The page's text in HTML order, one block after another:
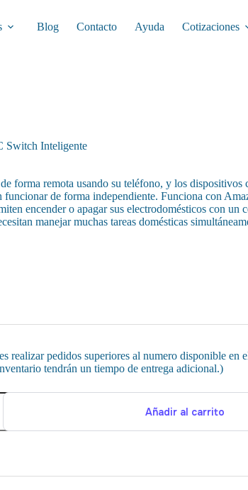
Blog Contacto Ayuda Cotizaciones
Switch Inteligente
forma remota usando su teléfono, y los dispositivos
funcionar de forma independiente. Funciona con
encender o apagar sus electrodomésticos con un
manejar muchas tareas domésticas
realizar pedidos superiores al numero disponible en
tendrán un tiempo de entrega adicional.)
Añadir al carrito